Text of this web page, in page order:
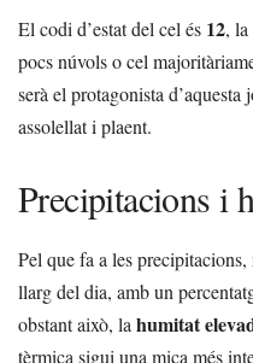
El codi d’estat del cel és 12,
pocs núvols o cel
serà el protagonista
assolellat i plaent.
Precipitacions i
Pel que fa a les
llarg del dia, amb un
obstant això, lahumitat
tèrmica sigui una mica més